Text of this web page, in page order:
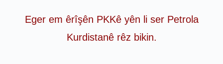
Eger em êrîşên PKKê yên li ser Petrola
Kurdistanê rêz bikin.